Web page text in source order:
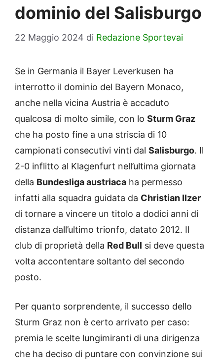
dominio del Salisburgo
22 Maggio 2024 di Redazione Sportevai
Se in Germania il Bayer Leverkusen ha
interrotto il dominio del Bayern Monaco,
anche nella vicina Austria è accaduto
qualcosa di molto simile, con lo Sturm Graz
che ha posto fine a una striscia di 10
campionati consecutivi vinti dal Salisburgo. Il
2-0 inflitto al Klagenfurt nell’ultima giornata
della Bundesliga austriaca ha permesso
infatti alla squadra guidata da Christian Ilzer
di tornare a vincere un titolo a dodici anni di
distanza dall’ultimo trionfo, datato 2012. Il
club di proprietà della Red Bull si deve questa
volta accontentare soltanto del secondo
posto.
Per quanto sorprendente, il successo dello
Sturm Graz non è certo arrivato per caso:
premia le scelte lungimiranti di una dirigenza
che ha deciso di puntare con convinzione sui